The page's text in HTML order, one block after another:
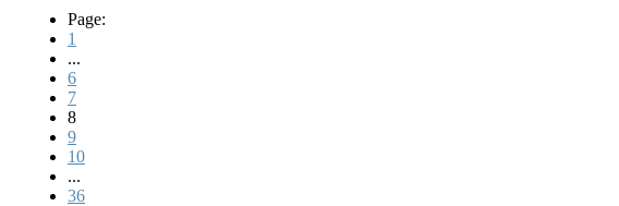
Page:
1
...
6
7
8
9
10
...
36